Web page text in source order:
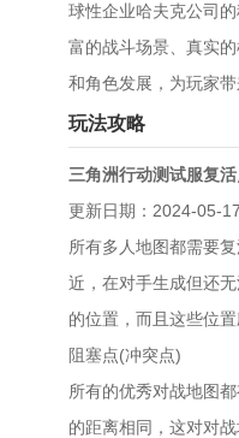
球性企业哈夫克公司
富的战斗场景、真实
和角色发展，为玩家
玩法攻略
三角洲行动测试服复
更新日期：2024-05-
所有多人地图都需要
近，在对手生成但还
的位置，而且这些位
阻塞点(冲突点)
所有的优秀对战地图
的距离相同，这对对